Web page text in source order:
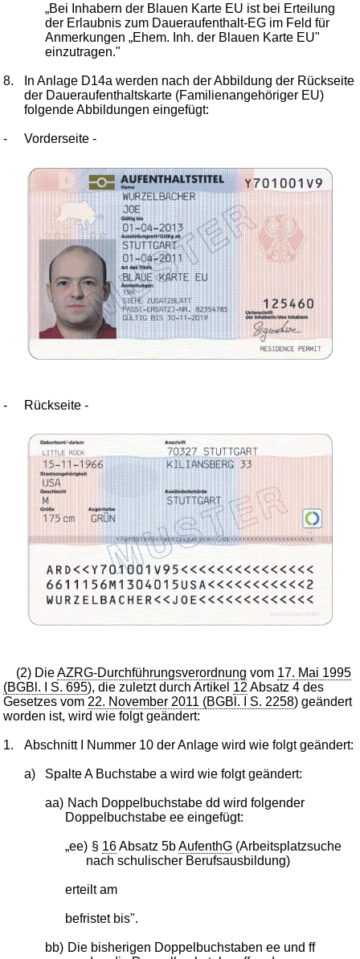
„Bei Inhabern der Blauen Karte EU ist bei Erteilung
der Erlaubnis zum Daueraufenthalt-EG im Feld für
Anmerkungen „Ehem. Inh. der Blauen Karte EU"
einzutragen."
8.
In Anlage D14a werden nach der Abbildung der Rückseite
der Daueraufenthaltskarte (Familienangehöriger EU)
folgende Abbildungen eingefügt:
- Vorderseite -
- Rückseite -
(2) DieAZRG-Durchführungsverordnung vom 17. Mai 1995
(BGBl. I S. 695), die zuletzt durch Artikel 12 Absatz 4 des
Gesetzes vom 22. November 2011 (BGBl. I S. 2258) geändert
worden ist, wird wie folgt geändert:
1. Abschnitt I Nummer 10 der Anlage wird wie folgt geändert:
a) Spalte A Buchstabe a wird wie folgt geändert:
aa) Nach Doppelbuchstabe dd wird folgender
Doppelbuchstabe ee eingefügt:
„ee) § 16Absatz 5bAufenthG (Arbeitsplatzsuche
nach schulischer Berufsausbildung)
erteilt am
befristet bis".
bb) Die bisherigen Doppelbuchstaben ee und ff